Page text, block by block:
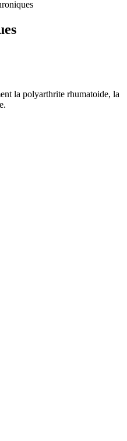
la polyarthrite rhumatoide, la